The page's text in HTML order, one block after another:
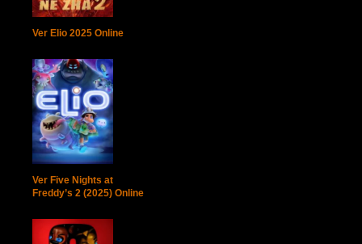
Ver Elio 2025 Online
Ver Five Nights at
Freddy’s 2 (2025) Online